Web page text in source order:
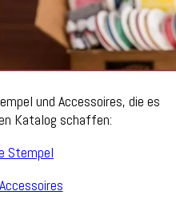
und Accessoires, die es
Katalog schaffen:
Stempel